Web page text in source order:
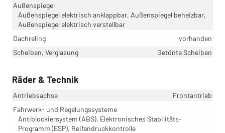
Außenspiegel
Außenspiegel elektrisch anklappbar, Außenspiegel beheizbar,
Außenspiegel elektrisch verstellbar
Dachreling
vorhanden
Scheiben, Verglasung
Getönte Scheiben
Räder & Technik
Antriebsachse
Frontantrieb
Fahrwerk- und Regelungssysteme
Antiblockiersystem (ABS), Elektronisches Stabilitäts-
Programm (ESP), Reifendruckkontrolle